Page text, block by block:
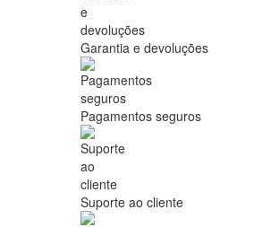
Garantia e devoluções
Pagamentos seguros
Suporte ao cliente